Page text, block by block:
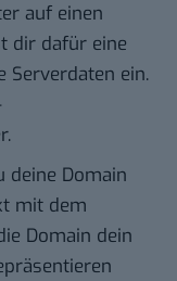
auf einen
dir dafür eine
Serverdaten ein.
deine Domain
mit dem
Domain dein